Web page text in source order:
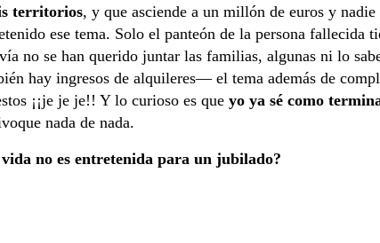
territorios, y que asciende a un millón de euros y
ese tema. Solo el panteón de la persona fallecida
no se han querido juntar las familias, algunas ni lo
hay ingresos de alquileres— el tema además de
¡¡je je je!! Y lo curioso es que yo ya sé como
nada de nada.
no es entretenida para un jubilado?